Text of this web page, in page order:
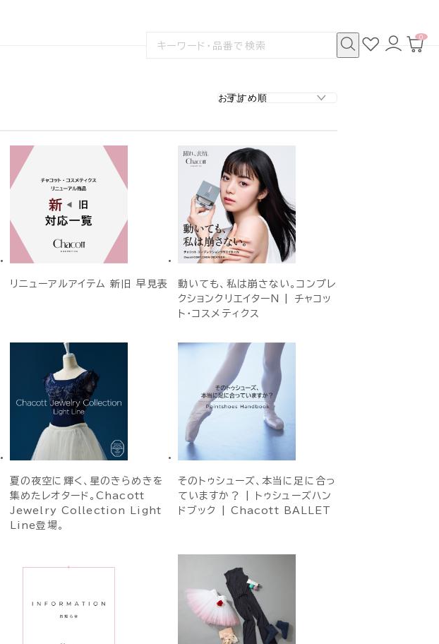
検
お
気
ロ
グ
カ
0
リニューアルアイテム 新旧 早見表
動いても、私は崩さない。コンプレ
クションクリエイターN | チャコッ
ト・コスメティクス
夏の夜空に輝く、星のきらめきを
集めたレオタード。Chacott
Jewelry Collection Light
Line登場。
そのトゥシューズ、本当に足に合っ
ていますか？ | トゥシューズハン
ドブック | Chacott BALLET